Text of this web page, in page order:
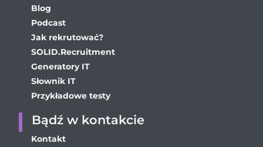
Blog
Podcast
Jak rekrutować?
SOLID.Recruitment
Generatory IT
Słownik IT
Przykładowe testy
Bądź w kontakcie
Kontakt